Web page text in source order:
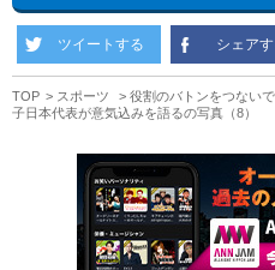
ツイートする シェア
TOP スポーツ
役割のバトンをつない
子日本代表が意気込みを語るの写真（8）